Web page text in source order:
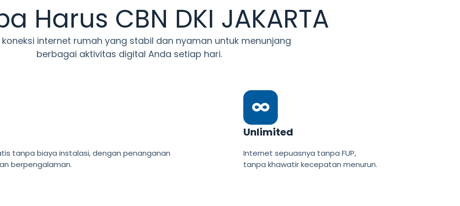
Harus CBN DKI JAKARTA
koneksi internet rumah yang stabil dan nyaman untuk menunjang
berbagai aktivitas digital Anda setiap hari.
tanpa biaya instalasi, dengan penanganan
berpengalaman.
Unlimited
Internet sepuasnya tanpa FUP,
tanpa khawatir kecepatan menurun.